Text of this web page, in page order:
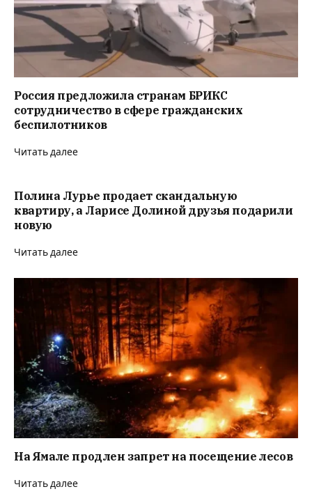
Россия предложила странам БРИКС
сотрудничество в сфере гражданских
беспилотников
Читать далее
Полина Лурье продает скандальную
квартиру, а Ларисе Долиной друзья подарили
новую
Читать далее
На Ямале продлен запрет на посещение лесов
Читать далее